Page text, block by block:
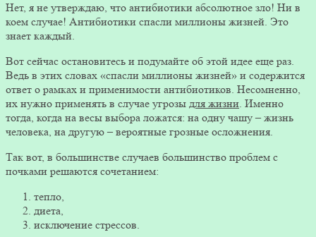
Нет, я не утверждаю, что антибиотики абсолютное зло! Ни в
коем случае! Антибиотики спасли миллионы жизней. Это
знает каждый.
Вот сейчас остановитесь и подумайте об этой идее еще раз.
Ведь в этих словах «спасли миллионы жизней» и содержится
ответ о рамках и применимости антибиотиков. Несомненно,
их нужно применять в случае угрозы для жизни. Именно
тогда, когда на весы выбора ложатся: на одну чашу – жизнь
человека, на другую – вероятные грозные осложнения.
Так вот, в большинстве случаев большинство проблем с
почками решаются сочетанием:
тепло,
диета,
исключение стрессов.